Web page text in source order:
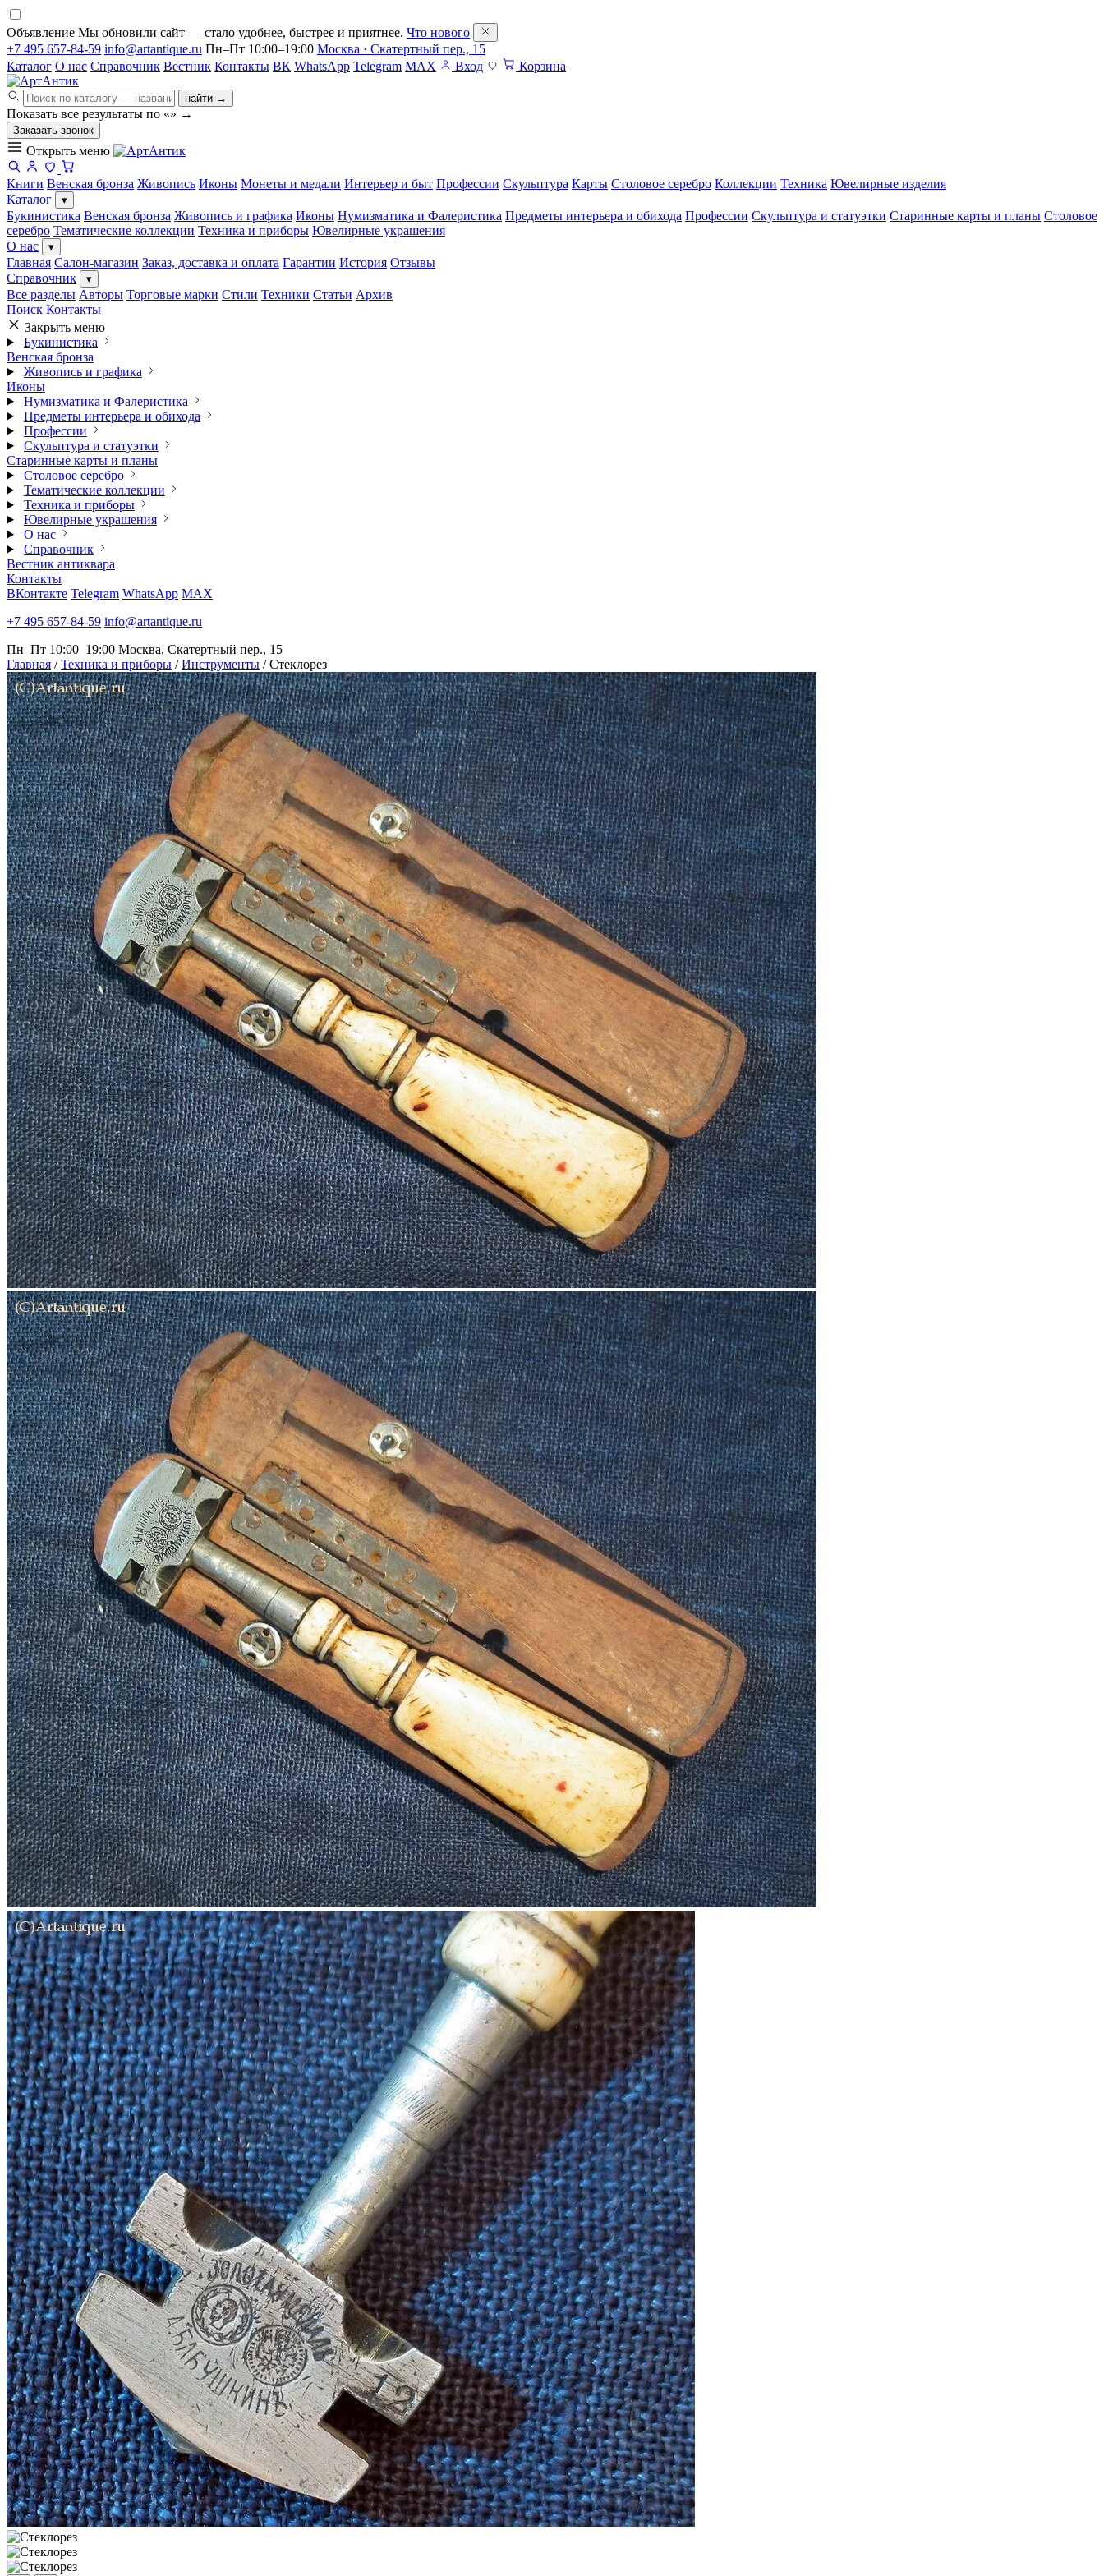
Объявление Мы обновили сайт — стало удобнее, быстрее и приятнее. Что нового
+7 495 657-84-59 info@artantique.ru Пн–Пт 10:00–19:00 Москва · Скатертный пер., 15
Каталог О нас Справочник Вестник Контакты ВК WhatsApp Telegram MAX Вход Корзина
найти →
Показать все результаты по «» →
Заказать звонок
Открыть меню
Книги Венская бронза Живопись Иконы Монеты и медали Интерьер и быт Профессии Скульптура Карты Столовое серебро Коллекции Техника Ювелирные изделия
Каталог
▾
Букинистика Венская бронза Живопись и графика Иконы Нумизматика и Фалеристика Предметы интерьера и обихода Профессии Скульптура и статуэтки Старинные карты и планы Столовое
серебро Тематические коллекции Техника и приборы Ювелирные украшения
О нас
▾
Главная Салон-магазин Заказ, доставка и оплата Гарантии История Отзывы
Справочник
▾
Все разделы Авторы Торговые марки Стили Техники Статьи Архив
Поиск Контакты
Закрыть меню
Букинистика
Венская бронза
Живопись и графика
Иконы
Нумизматика и Фалеристика
Предметы интерьера и обихода
Профессии
Скульптура и статуэтки
Старинные карты и планы
Столовое серебро
Тематические коллекции
Техника и приборы
Ювелирные украшения
О нас
Справочник
Вестник антиквара
Контакты
ВКонтакте Telegram WhatsApp MAX
+7 495 657-84-59 info@artantique.ru
Пн–Пт 10:00–19:00 Москва, Скатертный пер., 15
Главная / Техника и приборы / Инструменты / Стеклорез